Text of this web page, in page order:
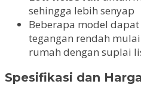
sehingga lebih senyap
Beberapa model
tegangan rendah
rumah dengan suplai
Spesifikasi dan